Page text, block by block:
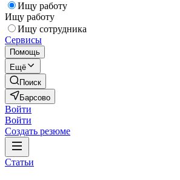
Ищу работу
Ищу работу
Ищу сотрудника
Сервисы
Помощь
Ещё
Поиск
Барсово
Войти
Войти
Создать резюме
Статьи